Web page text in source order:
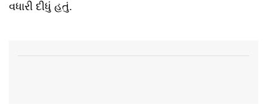
વધારી દીધું હતું.